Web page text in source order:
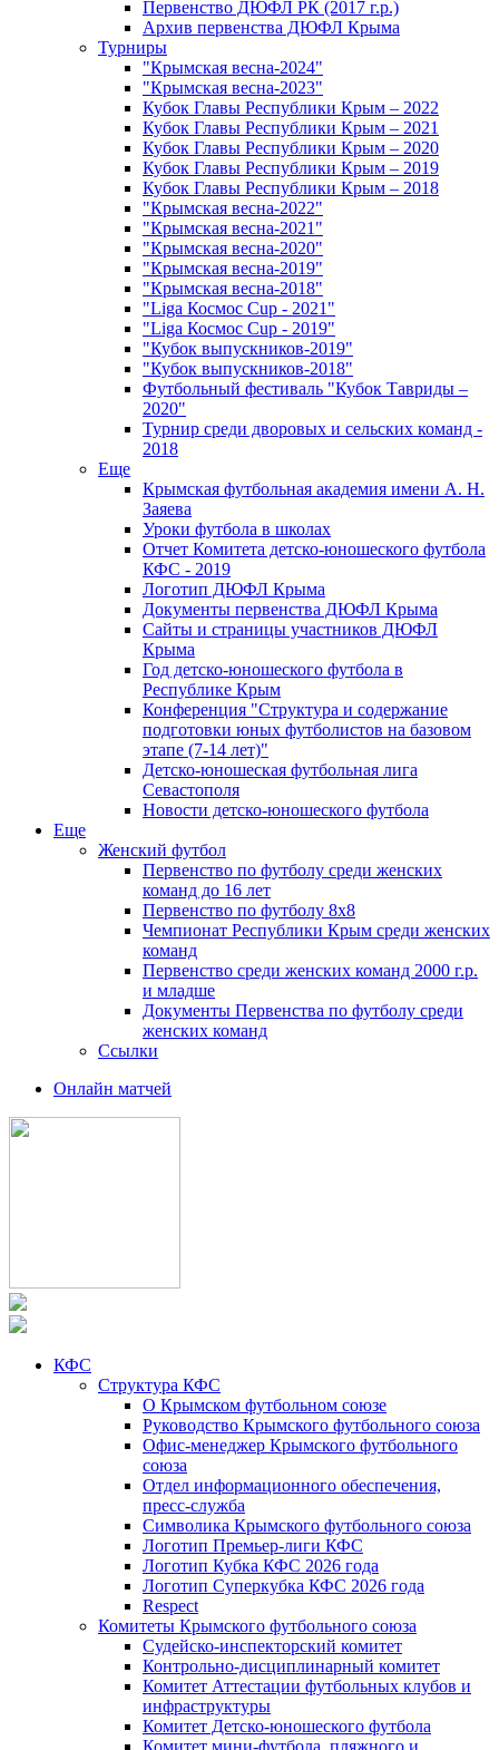
Первенство ДЮФЛ РК (2017 г.р.)
Архив первенства ДЮФЛ Крыма
Турниры
"Крымская весна-2024"
"Крымская весна-2023"
Кубок Главы Республики Крым – 2022
Кубок Главы Республики Крым – 2021
Кубок Главы Республики Крым – 2020
Кубок Главы Республики Крым – 2019
Кубок Главы Республики Крым – 2018
"Крымская весна-2022"
"Крымская весна-2021"
"Крымская весна-2020"
"Крымская весна-2019"
"Крымская весна-2018"
"Liga Космос Cup - 2021"
"Liga Космос Cup - 2019"
"Кубок выпускников-2019"
"Кубок выпускников-2018"
Футбольный фестиваль "Кубок Тавриды –
2020"
Турнир среди дворовых и сельских команд -
2018
Еще
Крымская футбольная академия имени А. Н.
Заяева
Уроки футбола в школах
Отчет Комитета детско-юношеского футбола
КФС - 2019
Логотип ДЮФЛ Крыма
Документы первенства ДЮФЛ Крыма
Сайты и страницы участников ДЮФЛ
Крыма
Год детско-юношеского футбола в
Республике Крым
Конференция "Структура и содержание
подготовки юных футболистов на базовом
этапе (7-14 лет)"
Детско-юношеская футбольная лига
Севастополя
Новости детско-юношеского футбола
Еще
Женский футбол
Первенство по футболу среди женских
команд до 16 лет
Первенство по футболу 8х8
Чемпионат Республики Крым среди женских
команд
Первенство среди женских команд 2000 г.р.
и младше
Документы Первенства по футболу среди
женских команд
Ссылки
Онлайн матчей
КФС
Структура КФС
О Крымском футбольном союзе
Руководство Крымского футбольного союза
Офис-менеджер Крымского футбольного
союза
Отдел информационного обеспечения,
пресс-служба
Символика Крымского футбольного союза
Логотип Премьер-лиги КФС
Логотип Кубка КФС 2026 года
Логотип Суперкубка КФС 2026 года
Respect
Комитеты Крымского футбольного союза
Судейско-инспекторский комитет
Контрольно-дисциплинарный комитет
Комитет Аттестации футбольных клубов и
инфраструктуры
Комитет Детско-юношеского футбола
Комитет мини-футбола, пляжного и